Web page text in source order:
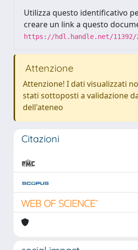
Utilizza questo identificativo
creare un link a questo
https://hdl.handle.net/11392/
Attenzione
Attenzione! I dati visualizzati
stati sottoposti a validazione
dell'ateneo
Citazioni